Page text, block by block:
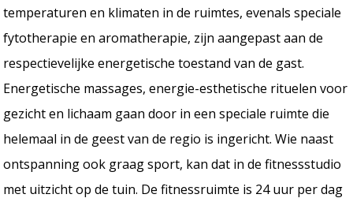
temperaturen en klimaten in de ruimtes, evenals speciale
fytotherapie en aromatherapie, zijn aangepast aan de
respectievelijke energetische toestand van de gast.
Energetische massages, energie-esthetische rituelen voor
gezicht en lichaam gaan door in een speciale ruimte die
helemaal in de geest van de regio is ingericht. Wie naast
ontspanning ook graag sport, kan dat in de fitnessstudio
met uitzicht op de tuin. De fitnessruimte is 24 uur per dag